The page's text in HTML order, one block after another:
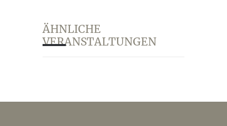
ÄHNLICHE
VERANSTALTUNGEN